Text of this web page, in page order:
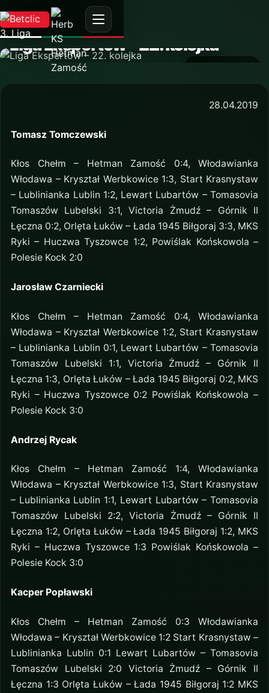
AKTUALNOŚĆ
Liga Ekspertów – 22. kolejka
28.04.2019
Tomasz Tomczewski
Kłos Chełm – Hetman Zamość 0:4, Włodawianka
Włodawa – Kryształ Werbkowice 1:3, Start Krasnystaw
– Lublinianka Lublin 1:2, Lewart Lubartów – Tomasovia
Tomaszów Lubelski 3:1, Victoria Żmudź – Górnik II
Łęczna 0:2, Orlęta Łuków – Łada 1945 Biłgoraj 3:3, MKS
Ryki – Huczwa Tyszowce 1:2, Powiślak Końskowola –
Polesie Kock 2:0
Jarosław Czarniecki
Kłos Chełm – Hetman Zamość 0:4, Włodawianka
Włodawa – Kryształ Werbkowice 1:2, Start Krasnystaw
– Lublinianka Lublin 0:1, Lewart Lubartów – Tomasovia
Tomaszów Lubelski 1:1, Victoria Żmudź – Górnik II
Łęczna 1:3, Orlęta Łuków – Łada 1945 Biłgoraj 0:2, MKS
Ryki – Huczwa Tyszowce 0:2 Powiślak Końskowola –
Polesie Kock 3:0
Andrzej Rycak
Kłos Chełm – Hetman Zamość 1:4, Włodawianka
Włodawa – Kryształ Werbkowice 1:3, Start Krasnystaw
– Lublinianka Lublin 1:1, Lewart Lubartów – Tomasovia
Tomaszów Lubelski 2:2, Victoria Żmudź – Górnik II
Łęczna 1:2, Orlęta Łuków – Łada 1945 Biłgoraj 1:2, MKS
Ryki – Huczwa Tyszowce 1:3 Powiślak Końskowola –
Polesie Kock 3:0
Kacper Popławski
Kłos Chełm – Hetman Zamość 0:3 Włodawianka
Włodawa – Kryształ Werbkowice 1:2 Start Krasnystaw –
Lublinianka Lublin 0:1 Lewart Lubartów – Tomasovia
Tomaszów Lubelski 2:0 Victoria Żmudź – Górnik II
Łęczna 1:3 Orlęta Łuków – Łada 1945 Biłgoraj 1:2 MKS